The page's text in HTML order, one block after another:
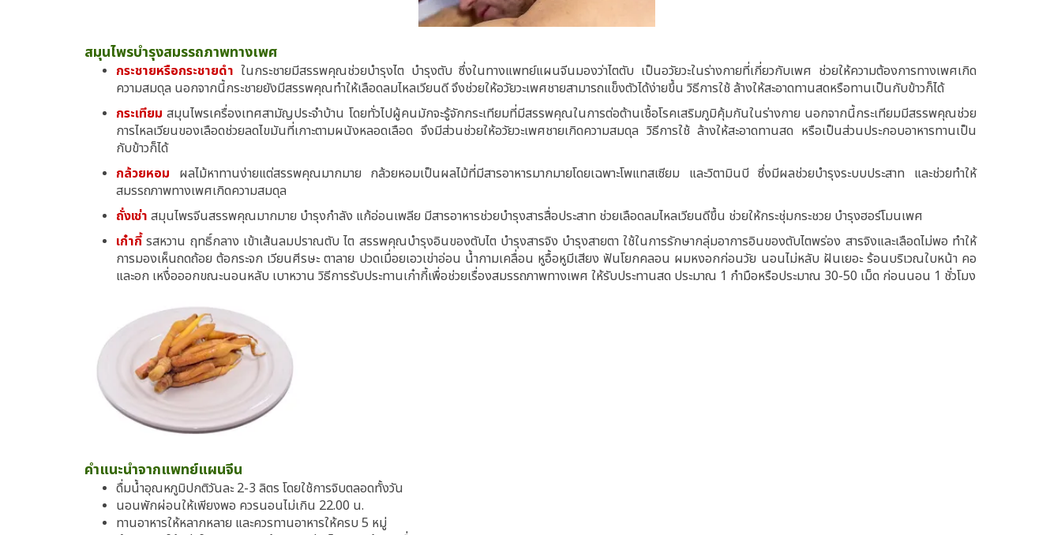
สมุนไพรบำรุงสมรรถภาพทางเพศ
กระชายหรือกระชายดำ ในกระชายมีสรรพคุณช่วยบำรุงไต บำรุงตับ ซึ่งในทางแพทย์แผนจีนมองว่าไตตับ เป็นอวัยวะในร่างกายที่เกี่ยวกับเพศ ช่วยให้ความต้องการทางเพศเกิด
ความสมดุล นอกจากนี้กระชายยังมีสรรพคุณทำให้เลือดลมไหลเวียนดี จึงช่วยให้อวัยวะเพศชายสามารถแข็งตัวได้ง่ายขึ้น วิธีการใช้ ล้างให้สะอาดทานสดหรือทานเป็นกับข้าวก็ได้
กระเทียมสมุนไพรเครื่องเทศสามัญประจำบ้าน โดยทั่วไปผู้คนมักจะรู้จักกระเทียมที่มีสรรพคุณในการต่อต้านเชื้อโรคเสริมภูมิคุ้มกันในร่างกาย นอกจากนี้กระเทียมมีสรรพคุณช่วย
การไหลเวียนของเลือดช่วยลดไขมันที่เกาะตามผนังหลอดเลือด จึงมีส่วนช่วยให้อวัยวะเพศชายเกิดความสมดุล วิธีการใช้ ล้างให้สะอาดทานสด หรือเป็นส่วนประกอบอาหารทานเป็น
กับข้าวก็ได้
กล้วยหอม ผลไม้หาทานง่ายแต่สรรพคุณมากมาย กล้วยหอมเป็นผลไม้ที่มีสารอาหารมากมายโดยเฉพาะโพแทสเซียม และวิตามินบี ซึ่งมีผลช่วยบำรุงระบบประสาท และช่วยทำให้
สมรรถภาพทางเพศเกิดความสมดุล
ถั่งเช่า สมุนไพรจีนสรรพคุณมากมาย บำรุงกำลัง แก้อ่อนเพลีย มีสารอาหารช่วยบำรุงสารสื่อประสาท ช่วยเลือดลมไหลเวียนดีขึ้น ช่วยให้กระชุ่มกระชวย บำรุงฮอร์โมนเพศ
เก๋ากี้ รสหวาน ฤทธิ์กลาง เข้าเส้นลมปราณตับ ไต สรรพคุณบำรุงอินของตับไต บำรุงสารจิง บำรุงสายตา ใช้ในการรักษากลุ่มอาการอินของตับไตพร่อง สารจิงและเลือดไม่พอ ทำให้
การมองเห็นถดถ้อย ต้อกระจก เวียนศีรษะ ตาลาย ปวดเมื่อยเอวเข่าอ่อน น้ำกามเคลื่อน หูอื้อหูมีเสียง ฟันโยกคลอน ผมหงอกก่อนวัย นอนไม่หลับ ฝันเยอะ ร้อนบริเวณใบหน้า คอ
และอก เหงื่อออกขณะนอนหลับ เบาหวาน วิธีการรับประทานเก๋ากี้เพื่อช่วยเรื่องสมรรถภาพทางเพศ ให้รับประทานสด ประมาณ 1 กำมือหรือประมาณ 30-50 เม็ด ก่อนนอน 1 ชั่วโมง
คำแนะนำจากแพทย์แผนจีน
ดื่มน้ำอุณหภูมิปกติวันละ 2-3 ลิตร โดยใช้การจิบตลอดทั้งวัน
นอนพักผ่อนให้เพียงพอ ควรนอนไม่เกิน 22.00 น.
ทานอาหารให้หลากหลาย และควรทานอาหารให้ครบ 5 หมู่